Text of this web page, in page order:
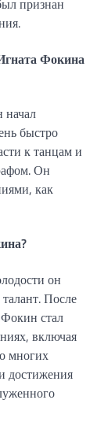
признан
Фокина
начал
быстро
к танцам и
Он
как
он
После
стал
включая
многих
достижения